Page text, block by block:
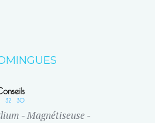
- Magnétiseuse -